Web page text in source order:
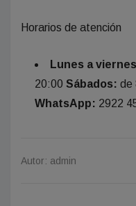
Horarios de atención
Lunes a
20:00 Sábados: de
WhatsApp: 2922
Autor: admin